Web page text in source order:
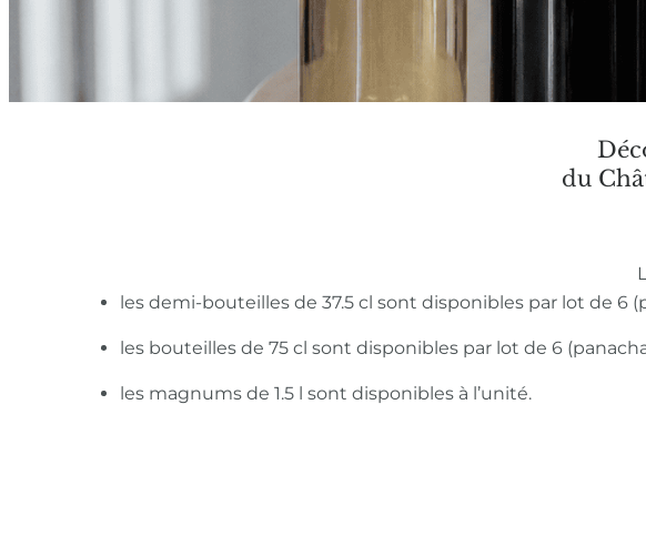
du
les demi-bouteilles de 37.5 cl sont disponibles par lot de 6
les bouteilles de 75 cl sont disponibles par lot de 6
les magnums de 1.5 l sont disponibles à l’unité.